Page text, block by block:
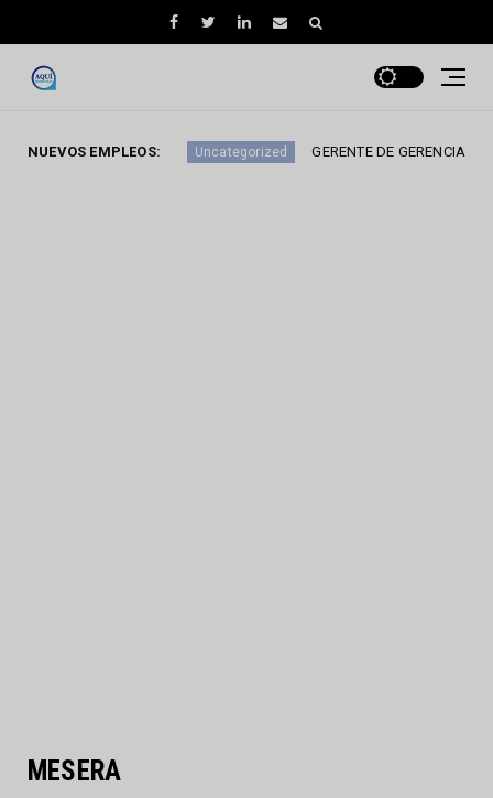
NUEVOS EMPLEOS:
Uncategorized GERENTE DE GERENCIA
MESERA